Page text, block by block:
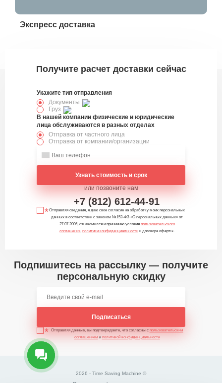
Экспресс доставка
Получите расчет доставки сейчас
Укажите тип отправления
Документы
Груз
В нашей компании физические и юридические
лица обслуживаются в разных отделах
Отправка от частного лица
Отправка от компании/организации
Узнать стоимость и срок
или позвоните нам
+7 (812) 612-44-91
Отправляя сведения, я даю свое согласие на обработку моих персональных
данных в соответствии с законом №152-ФЗ «О персональных данных» от
27.07.2006, ознакомился и принимаю условия пользовательского
соглашения политики конфиденциальности и договора оферты.
Подпишитесь на рассылку — получите
персональную скидку
Подписаться
Отправляя данные, вы подтверждаете, что согласны с пользовательским
соглашением и политикой конфиденциальности
2026 - Time Saving Machine ©